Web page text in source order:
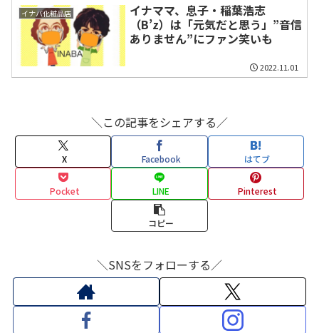
イナバ化粧品店
イナママ、息子・稲葉浩志
（B’z）は「元気だと思う」”音信
ありません”にファン笑いも
2022.11.01
＼この記事をシェアする／
X Facebook はてブ
Pocket LINE Pinterest
コピー
＼SNSをフォローする／